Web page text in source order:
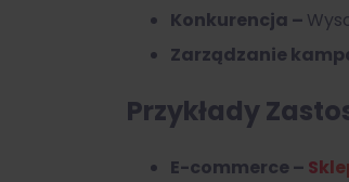
Konkurencja –
Zarządzanie
Przykłady
E-commerce –